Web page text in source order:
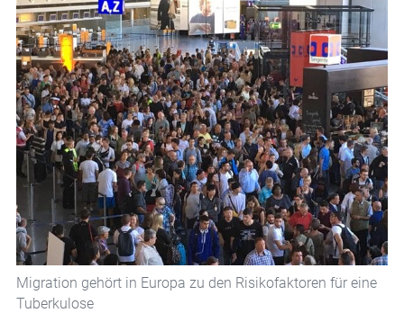
Migration gehört in Europa zu den Risikofaktoren für eine
Tuberkulose